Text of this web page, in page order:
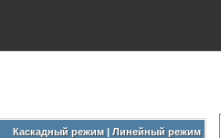
Каскадный режим| Линейный режим